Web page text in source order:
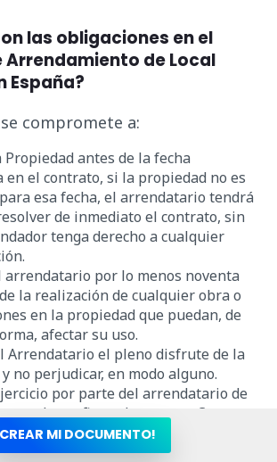
las obligaciones en el
de Local
España?
compromete a:
antes de la fecha
en el contrato, si la propiedad no es
esa fecha, el arrendatario tendrá
de inmediato el contrato, sin
tenga derecho a cualquier
por lo menos noventa
la realización de cualquier obra o
en la propiedad que puedan, de
afectar su uso.
Arrendatario el pleno disfrute de la
no perjudicar, en modo alguno.
por parte del arrendatario de
que le confiere el presente Contrato.
sobre la propiedad y todos los
impuestos y gastos de
CREAR MI DOCUMENTO!